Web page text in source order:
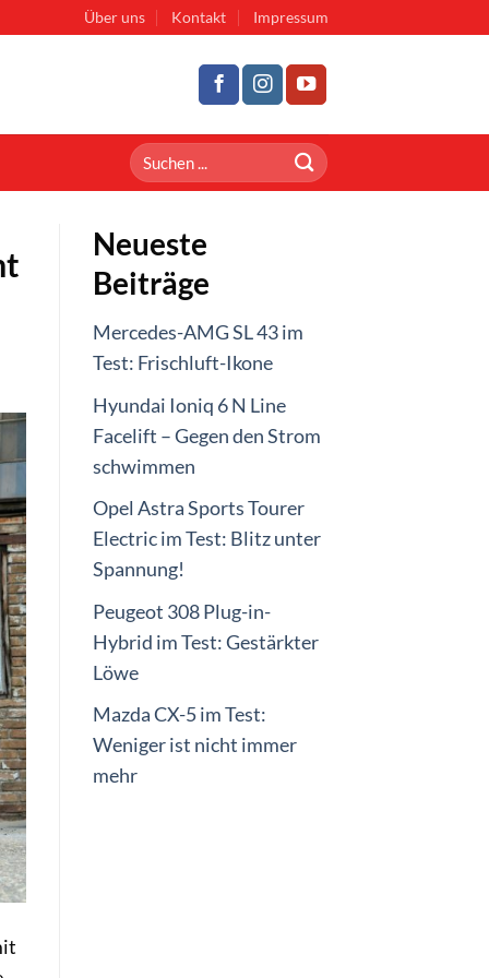
Über uns Kontakt Impressum
Neueste
Beiträge
Mercedes-AMG SL 43 im
Test: Frischluft-Ikone
Hyundai Ioniq 6 N Line
Facelift – Gegen den Strom
schwimmen
Opel Astra Sports Tourer
Electric im Test: Blitz unter
Spannung!
Peugeot 308 Plug-in-
Hybrid im Test: Gestärkter
Löwe
Mazda CX-5 im Test:
Weniger ist nicht immer
mehr